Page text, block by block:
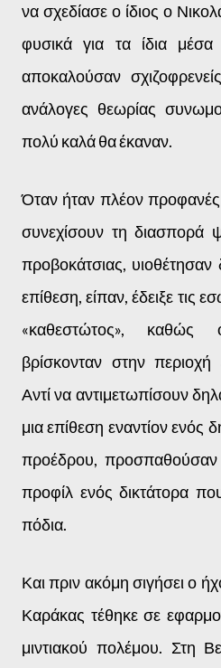
να σχεδίασε ο ίδιος ο
φυσικά για τα ίδια
αποκαλούσαν
ανάλογες θεωρίας
πολύ καλά θα έκαναν.
Όταν ήταν πλέον
συνεχίσουν τη διασπορά
προβοκάτσιας,
επίθεση, είπαν, έδειξε τις
«καθεστώτος», καθώς
βρίσκονταν στην περιοχή
Αντί να αντιμετωπίσουν
μια επίθεση εναντίον ενός
προέδρου, προσπαθούσαν
προφίλ ενός δικτάτορα
πόδια.
Και πριν ακόμη σιγήσει ο
Καράκας τέθηκε σε
μιντιακού πολέμου. Στη